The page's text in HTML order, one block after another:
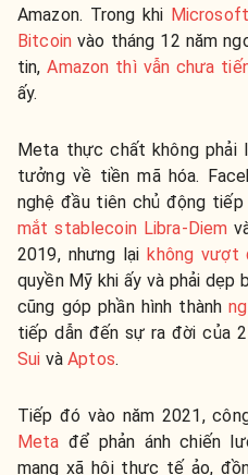
Amazon. Trong khi
Bitcoin vào tháng 12 năm
tin,Amazon thì vẫn chưa
ấy.
Meta thực chất không
tưởng về tiền mã hóa.
nghệ đầu tiên chủ động
mắt stablecoin Libra-Diem
2019, nhưng lạikhông vượt
quyền Mỹ khi ấy và phải dẹp
cũng góp phần hình thành
tiếp dẫn đến sự ra đời của
Sui vàAptos.
Tiếp đó vào năm 2021,
Meta để phản ánh chiến
mạng xã hội thực tế ảo,